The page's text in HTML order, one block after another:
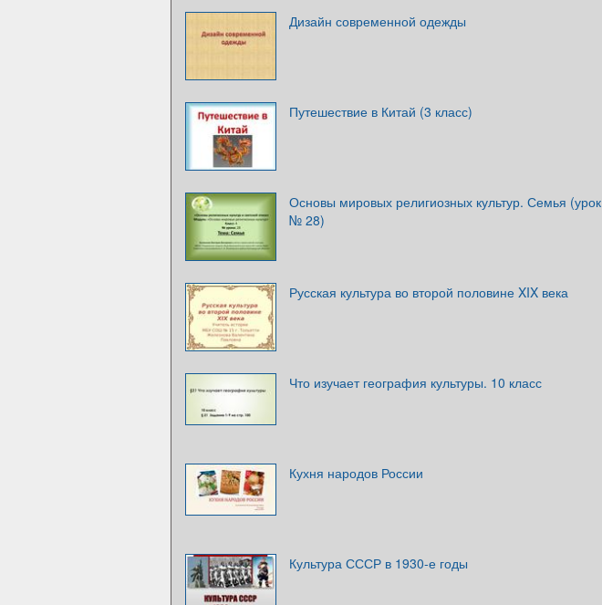
Дизайн современной одежды
Путешествие в Китай (3 класс)
Основы мировых религиозных культур. Семья (урок
№ 28)
Русская культура во второй половине XIX века
Что изучает география культуры. 10 класс
Кухня народов России
Культура СССР в 1930-е годы